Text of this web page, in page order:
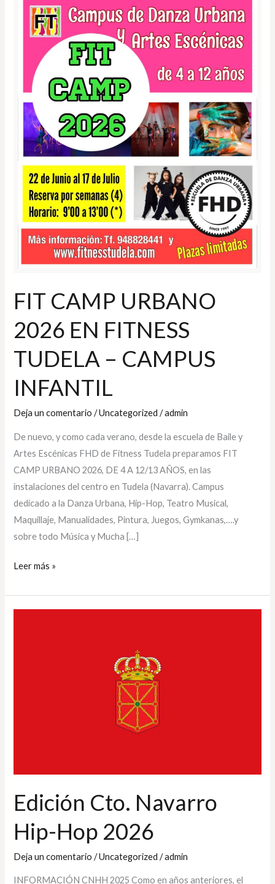
FIT CAMP URBANO
2026 EN FITNESS
TUDELA – CAMPUS
INFANTIL
Deja un comentario /Uncategorized /admin
De nuevo, y como cada verano, desde la escuela de Baile y
Artes Escénicas FHD de Fitness Tudela preparamos FIT
CAMP URBANO 2026, DE 4 A 12/13 AÑOS, en las
instalaciones del centro en Tudela (Navarra). Campus
dedicado a la Danza Urbana, Hip-Hop, Teatro Musical,
Maquillaje, Manualidades, Pintura, Juegos, Gymkanas,….y
sobre todo Música y Mucha […]
FITNESS
TUDELA
CAMPUS
INFANTIL
Leer más »
Edición Cto. Navarro
Hip-Hop 2026
Deja un comentario /Uncategorized /admin
INFORMACIÓN CNHH 2025 Como en años anteriores, el